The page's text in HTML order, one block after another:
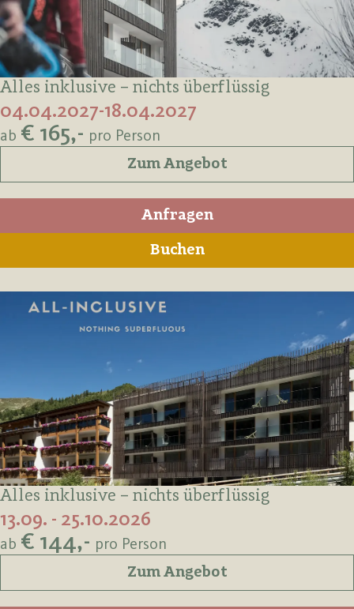
Alles inklusive – nichts überflüssig
04.04.2027-18.04.2027
ab € 165,- pro Person
Zum Angebot
Anfragen
Buchen
Alles inklusive – nichts überflüssig
13.09. - 25.10.2026
ab € 144,- pro Person
Zum Angebot